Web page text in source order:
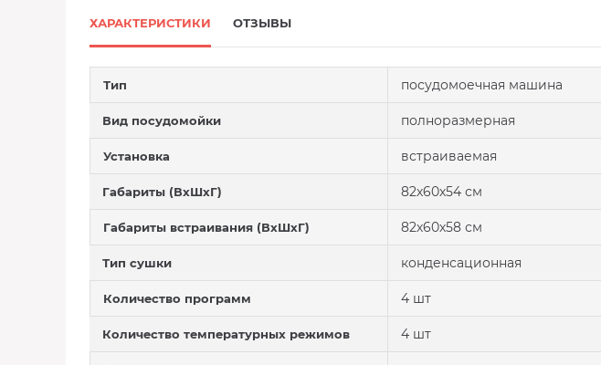
ХАРАКТЕРИСТИКИ ОТЗЫВЫ
Тип посудомоечная машина
Вид посудомойки полноразмерная
Установка встраиваемая
Габариты (ВхШхГ) 82х60х54 см
Габариты встраивания (ВхШхГ) 82х60х58 см
Тип сушки конденсационная
Количество программ 4 шт
Количество температурных режимов 4 шт